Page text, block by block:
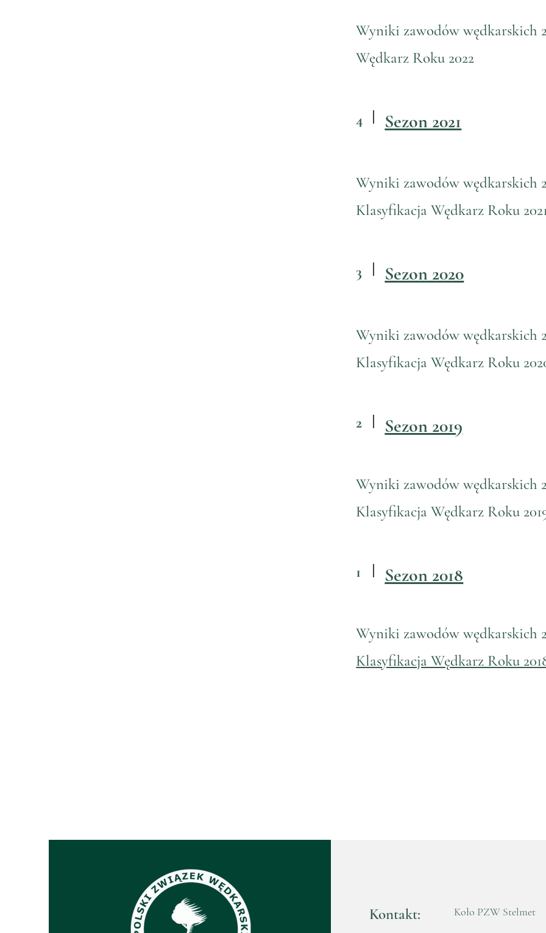
Wyniki zawodów wędkarskich
Wędkarz Roku 2022
4 Sezon 2021
Wyniki zawodów wędkarskich
Klasyfikacja Wędkarz Roku
3 Sezon 2020
Wyniki zawodów wędkarskich
Klasyfikacja Wędkarz Roku
2 Sezon 2019
Wyniki zawodów wędkarskich
Klasyfikacja Wędkarz Roku
1 Sezon 2018
Wyniki zawodów wędkarskich
Klasyfikacja Wędkarz Roku
Kontakt:
Koło PZW Stelmet